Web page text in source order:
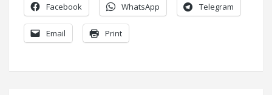
Facebook WhatsApp Telegram
Email Print